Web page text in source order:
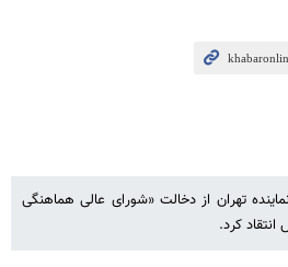
تهران از دخالت «شورای عالی هماهنگی
کرد.